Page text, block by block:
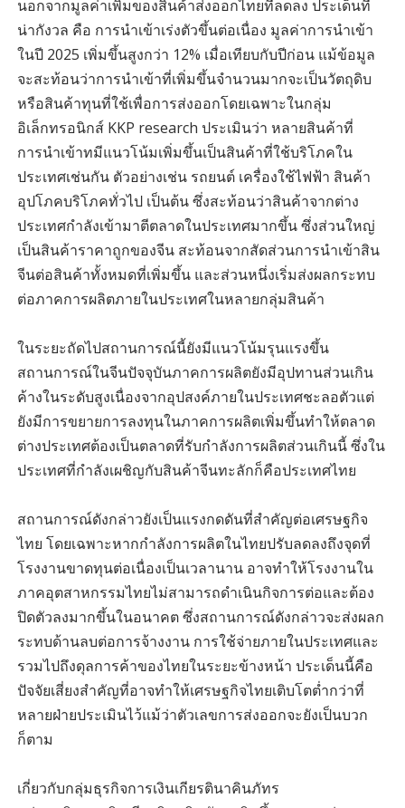
นอกจากมูลค่าเพิ่มของสินค้าส่งออกไทยที่ลดลง ประเด็นที่
น่ากังวล คือ การนำเข้าเร่งตัวขึ้นต่อเนื่อง มูลค่าการนำเข้า
ในปี 2025 เพิ่มขึ้นสูงกว่า 12% เมื่อเทียบกับปีก่อน แม้ข้อมูล
จะสะท้อนว่าการนำเข้าที่เพิ่มขึ้นจำนวนมากจะเป็นวัตถุดิบ
หรือสินค้าทุนที่ใช้เพื่อการส่งออกโดยเฉพาะในกลุ่ม
อิเล็กทรอนิกส์ KKP research ประเมินว่า หลายสินค้าที่
การนำเข้าทมีแนวโน้มเพิ่มขึ้นเป็นสินค้าที่ใช้บริโภคใน
ประเทศเช่นกัน ตัวอย่างเช่น รถยนต์ เครื่องใช้ไฟฟ้า สินค้า
อุปโภคบริโภคทั่วไป เป็นต้น ซึ่งสะท้อนว่าสินค้าจากต่าง
ประเทศกำลังเข้ามาตีตลาดในประเทศมากขึ้น ซึ่งส่วนใหญ่
เป็นสินค้าราคาถูกของจีน สะท้อนจากสัดส่วนการนำเข้าสิน
จีนต่อสินค้าทั้งหมดที่เพิ่มขึ้น และส่วนหนึ่งเริ่มส่งผลกระทบ
ต่อภาคการผลิตภายในประเทศในหลายกลุ่มสินค้า
ในระยะถัดไปสถานการณ์นี้ยังมีแนวโน้มรุนแรงขึ้น
สถานการณ์ในจีนปัจจุบันภาคการผลิตยังมีอุปทานส่วนเกิน
ค้างในระดับสูงเนื่องจากอุปสงค์ภายในประเทศชะลอตัวแต่
ยังมีการขยายการลงทุนในภาคการผลิตเพิ่มขึ้นทำให้ตลาด
ต่างประเทศต้องเป็นตลาดที่รับกำลังการผลิตส่วนเกินนี้ ซึ่งใน
ประเทศที่กำลังเผชิญกับสินค้าจีนทะลักก็คือประเทศไทย
สถานการณ์ดังกล่าวยังเป็นแรงกดดันที่สำคัญต่อเศรษฐกิจ
ไทย โดยเฉพาะหากกำลังการผลิตในไทยปรับลดลงถึงจุดที่
โรงงานขาดทุนต่อเนื่องเป็นเวลานาน อาจทำให้โรงงานใน
ภาคอุตสาหกรรมไทยไม่สามารถดำเนินกิจการต่อและต้อง
ปิดตัวลงมากขึ้นในอนาคต ซึ่งสถานการณ์ดังกล่าวจะส่งผลก
ระทบด้านลบต่อการจ้างงาน การใช้จ่ายภายในประเทศและ
รวมไปถึงดุลการค้าของไทยในระยะข้างหน้า ประเด็นนี้คือ
ปัจจัยเสี่ยงสำคัญที่อาจทำให้เศรษฐกิจไทยเติบโตต่ำกว่าที่
หลายฝ่ายประเมินไว้แม้ว่าตัวเลขการส่งออกจะยังเป็นบวก
ก็ตาม
เกี่ยวกับกลุ่มธุรกิจการเงินเกียรตินาคินภัทร